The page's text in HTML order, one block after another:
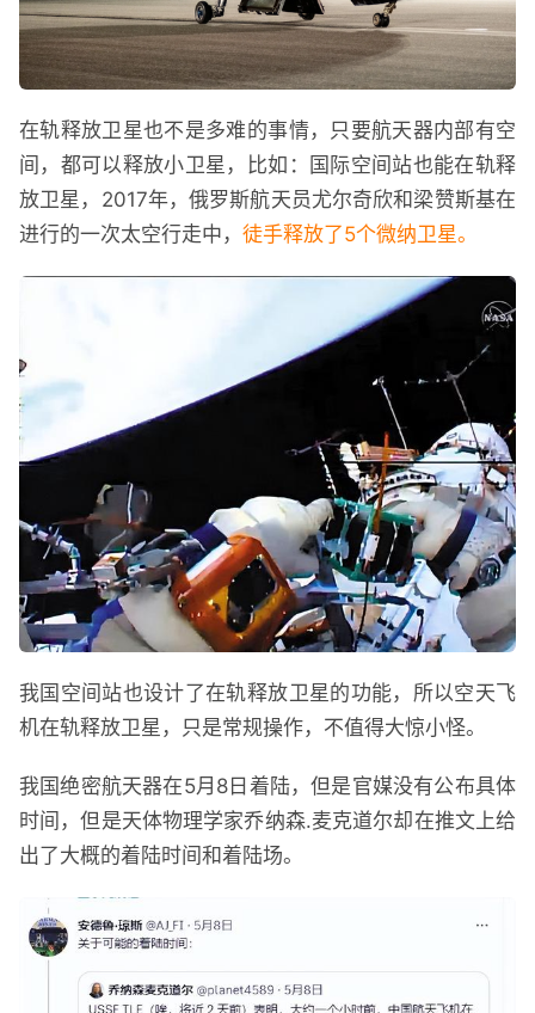
在轨释放卫星也不是多难的事情，只要航天器内部有空
间，都可以释放小卫星，比如：国际空间站也能在轨释
放卫星，2017年，俄罗斯航天员尤尔奇欣和梁赞斯基在
进行的一次太空行走中， 徒手释放了5个微纳卫星。
我国空间站也设计了在轨释放卫星的功能，所以空天飞
机在轨释放卫星，只是常规操作，不值得大惊小怪。
我国绝密航天器在5月8日着陆，但是官媒没有公布具体
时间，但是天体物理学家乔纳森.麦克道尔却在推文上给
出了大概的着陆时间和着陆场。